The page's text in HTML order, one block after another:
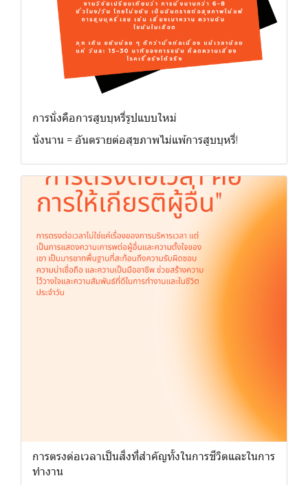
การนั่งคือการสูบบุหรี่รูปแบบใหม่
นั่งนาน = อันตรายต่อสุขภาพไม่แพ้การสูบบุหรี่!
การตรงต่อเวลาเป็นสิ่งที่สำคัญทั้งในการชีวิตและในการ
ทำงาน